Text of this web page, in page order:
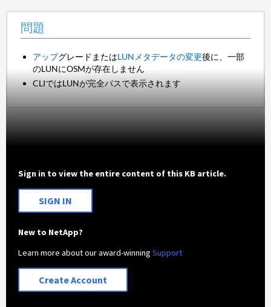
問題
アップグレードまたはLUNメタデータの変更後に、一部
のLUNにOSMが存在しません
CLIではLUNが完全パスで表示されます
Sign in to view the entire content of this KB article.
SIGN IN
New to NetApp?
Learn more about our award-winningSupport
Create Account